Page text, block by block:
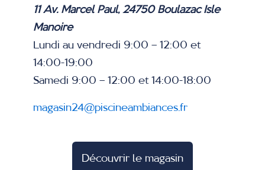
11 Av. Marcel Paul, 24750 Boulazac Isle
Manoire
Lundi au vendredi 9:00 – 12:00 et
14:00-19:00
Samedi 9:00 – 12:00 et 14:00-18:00
magasin24@piscineambiances.fr
Découvrir le magasin